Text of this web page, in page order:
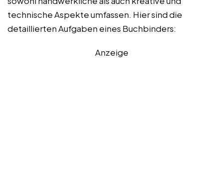
technische Aspekte umfassen. Hier sind die
detaillierten Aufgaben eines Buchbinders:
Anzeige